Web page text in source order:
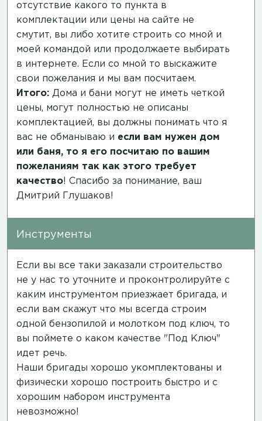
отсутствие какого то пункта в
комплектации или цены на сайте не
смутит, вы либо хотите строить со мной и
моей командой или продолжаете выбирать
в интернете. Если со мной то выскажите
свои пожелания и мы вам посчитаем.
Итого: Дома и бани могут не иметь четкой
цены, могут полностью не описаны
комплектацией, вы должны понимать что я
вас не обманываю и если вам нужен дом
или баня, то я его посчитаю по вашим
пожеланиям так как этого требует
качество! Спасибо за понимание, ваш
Дмитрий Глушаков!
Инструменты
Если вы все таки заказали строительство
не у нас то уточните и проконтролируйте с
каким инструментом приезжает бригада, и
если вам скажут что мы всегда строим
одной бензопилой и молотком под ключ, то
вы поймете о каком качестве "Под Ключ"
идет речь.
Наши бригады хорошо укомплектованы и
физически хорошо построить быстро и с
хорошим набором инструмента
невозможно!